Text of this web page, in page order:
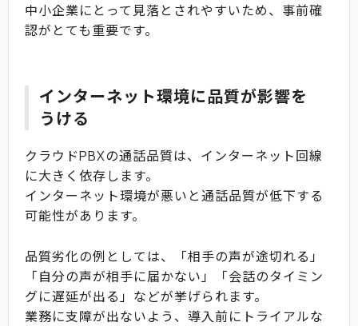
中小企業にとって見落とされやすいため、事前確
認がとても重要です。
インターネット環境に品質が影響を
うける
クラウドPBXの通話品質は、インターネット回線
に大きく依存します。
インターネット環境が悪いと通話品質が低下する
可能性があります。
品質劣化の例としては、「相手の声が途切れる」
「自分の声が相手に届かない」「会話のタイミン
グに遅延が出る」などが挙げられます。
業務に支障が出ないよう、導入前にトライアルな